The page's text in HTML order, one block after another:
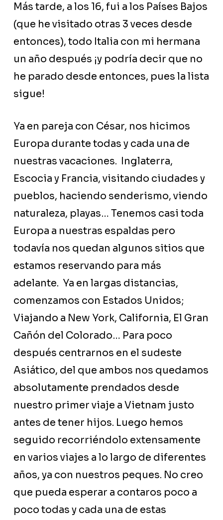
Más tarde, a los 16, fui a los Países Bajos
(que he visitado otras 3 veces desde
entonces), todo Italia con mi hermana
un año después ¡y podría decir que no
he parado desde entonces, pues la lista
sigue!
Ya en pareja con César, nos hicimos
Europa durante todas y cada una de
nuestras vacaciones. Inglaterra,
Escocia y Francia, visitando ciudades y
pueblos, haciendo senderismo, viendo
naturaleza, playas… Tenemos casi toda
Europa a nuestras espaldas pero
todavía nos quedan algunos sitios que
estamos reservando para más
adelante. Ya en largas distancias,
comenzamos con Estados Unidos;
Viajando a New York, California, El Gran
Cañón del Colorado… Para poco
después centrarnos en el sudeste
Asiático, del que ambos nos quedamos
absolutamente prendados desde
nuestro primer viaje a Vietnam justo
antes de tener hijos. Luego hemos
seguido recorriéndolo extensamente
en varios viajes a lo largo de diferentes
años, ya con nuestros peques. No creo
que pueda esperar a contaros poco a
poco todas y cada una de estas